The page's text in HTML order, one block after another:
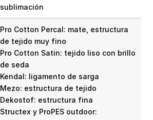
sublimación
Pro Cotton Percal: mate, estructura
de tejido muy fino
Pro Cotton Satin: tejido liso con brillo
de seda
Kendal: ligamento de sarga
Mezo: estructura de tejido
Dekostof: estructura fina
Structex y ProPES outdoor: